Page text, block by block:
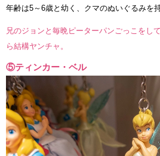
年齢は5～6歳と幼く、クマのぬいぐるみを
兄のジョンと毎晩ピーターパンごっこをし
ら結構ヤンチャ。
⑤ティンカー・ベル